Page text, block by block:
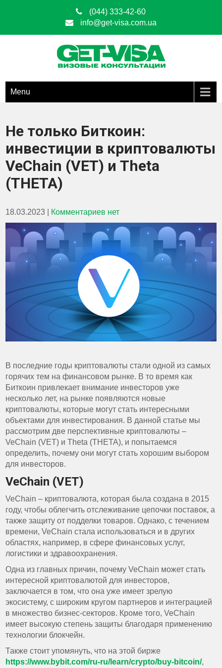
(044) 333-42-60
info@get-visa.com.ua
Get Visa
УКРАИНЫ
Menu
Не только Биткоин:
инвестиции в криптовалюты
VeChain (VET) и Theta
(THETA)
18.03.2023 Комментариев нет
В последние годы криптовалюты стали одной из самых
горячих тем на финансовом рынке. В то время как
Биткоин привлекает внимание инвесторов уже
несколько лет, на рынке появляются новые
криптовалюты, которые могут стать интересными
объектами для инвестирования. В данной статье мы
рассмотрим две перспективные криптовалюты –
VeChain (VET) и Theta (THETA), и попытаемся
определить, почему они могут стать хорошим выбором
для инвесторов.
VeChain (VET)
VeChain – криптовалюта, которая была создана в 2015
году, чтобы облегчить отслеживание цепочки поставок, а
также защиту от подделки товаров. Однако, с течением
времени, VeChain стала использоваться и в других
областях, например, в сфере финансовых услуг,
логистики и здравоохранения.
Одна из главных причин, почему VeChain может стать
интересной криптовалютой для инвесторов,
заключается в том, что она уже имеет зрелую
экосистему, с широким кругом партнеров и интеграцией
в множество бизнес-секторов. Кроме того, VeChain
имеет высокую степень защиты благодаря применению
технологии блокчейн.
Также стоит упомянуть, что на этой бирже
https://www.bybit.com/ru-ru/learn/crypto/buy-bitcoin/,